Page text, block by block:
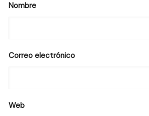
Nombre
Correo electrónico
Web